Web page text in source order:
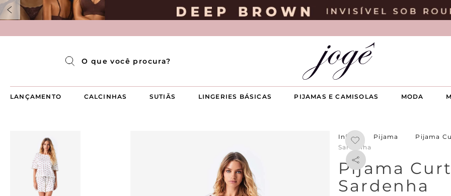
LANÇAMENTO CALCINHAS SUTIÃS LINGERIES BÁSICAS PIJAMAS E CAMISOLAS MODA
Pijama Longo Americado Aberto Luma
Pijama Capri Aberto
Pijama Curto Aberto
Pijama
Pijama
Sardenha
Pijama
Sardenha